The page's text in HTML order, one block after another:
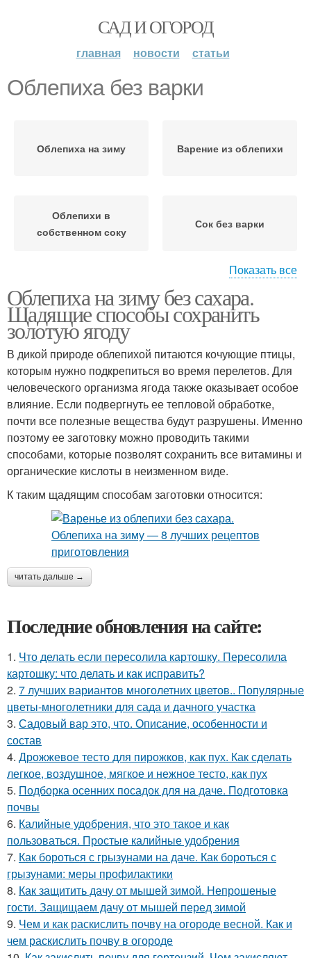
САД И ОГОРОД
главная новости статьи
Облепиха без варки
Облепиха на зиму Варение из облепихи
Облепихи в
собственном соку
Сок без варки
Сок из облепихи Облепиха с сахаром
Желе из облепихи Протертая облепиха
Облепихи с сахаром
Облепиха в
собственном соку
Показать все
Облепиха на зиму без сахара.
Щадящие способы сохранить
золотую ягоду
В дикой природе облепихой питаются кочующие птицы,
которым нужно подкрепиться во время перелетов. Для
человеческого организма ягода также оказывает особое
влияние. Если подвергнуть ее тепловой обработке,
почти все полезные вещества будут разрушены. Именно
поэтому ее заготовку можно проводить такими
способами, которые позволят сохранить все витамины и
органические кислоты в неизменном виде.
К таким щадящим способам заготовки относится:
читать дальше →
Последние обновления на сайте:
1. Что делать если пересолила картошку. Пересолила
картошку: что делать и как исправить?
2. 7 лучших вариантов многолетних цветов.. Популярные
цветы-многолетники для сада и дачного участка
3. Садовый вар это, что. Описание, особенности и
состав
4. Дрожжевое тесто для пирожков, как пух. Как сделать
легкое, воздушное, мягкое и нежное тесто, как пух
5. Подборка осенних посадок для на даче. Подготовка
почвы
6. Калийные удобрения, что это такое и как
пользоваться. Простые калийные удобрения
7. Как бороться с грызунами на даче. Как бороться с
грызунами: меры профилактики
8. Как защитить дачу от мышей зимой. Непрошеные
гости. Защищаем дачу от мышей перед зимой
9. Чем и как раскислить почву на огороде весной. Как и
чем раскислить почву в огороде